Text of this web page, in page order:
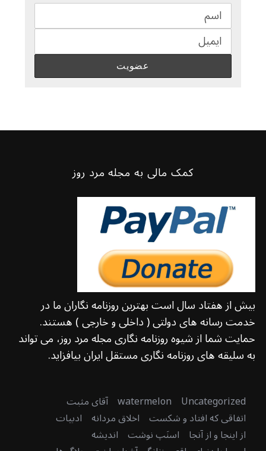
کمک مالی به مجله مرد روز
بیش از هفتاد سال است بهترین روزنامه نگاران ما در
خدمت رسانه های دولتی ( داخلی و خارجی ) هستند.
حمایت شما از شیوه روزنامه نگاری مجله مرد روز، می تواند
به سلیقه های روزنامه نگاری مستقل ایران بیافزاید.
Uncategorized
watermelon آقای مثبت
اتفاقی که افتاد و شکست اخلاق مردانه ادبیات
از اینجا و از آنجا اسنَپ نوشت اندیشه